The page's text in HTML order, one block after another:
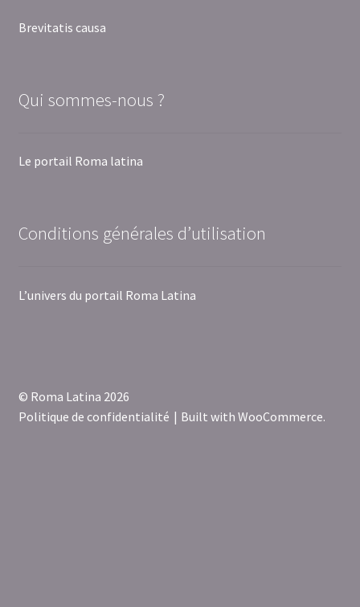
Brevitatis causa
Qui sommes-nous ?
Le portail Roma latina
Conditions générales d’utilisation
L’univers du portail Roma Latina
© Roma Latina 2026
Politique de confidentialité
Built with WooCommerce.